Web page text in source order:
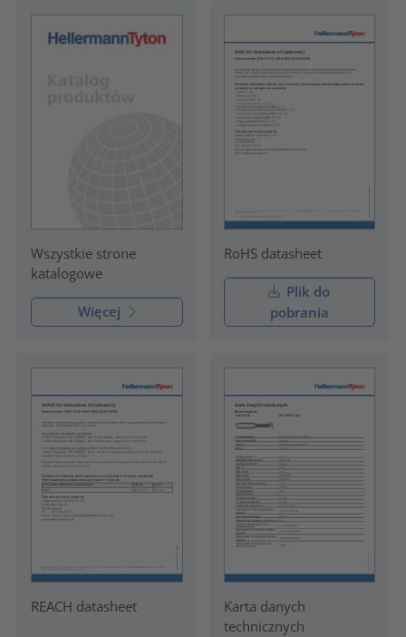
Wszystkie strone
katalogowe
Więcej
RoHS datasheet
Plik do
pobrania
REACH datasheet
Karta danych
technicznych